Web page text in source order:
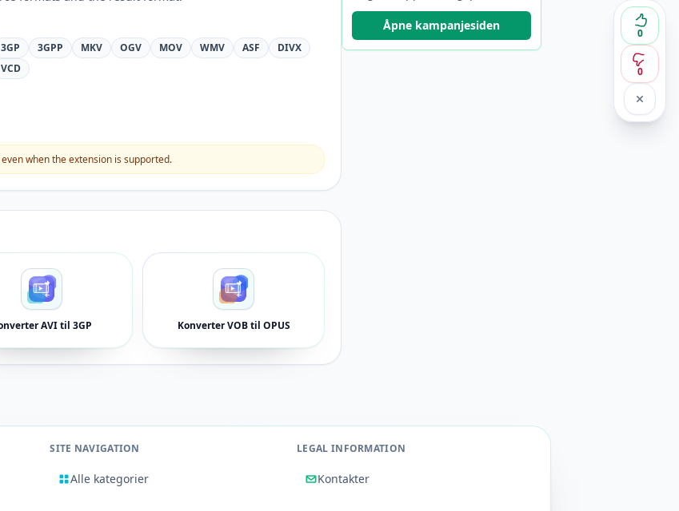
0
0
3GP 3GPP MKV OGV MOV WMV ASF
DIVX
VCD
when the extension is supported.
AVI til 3GP Konverter VOB til OPUS
bytt raskt mellom prosjekter og
kontoer.Åpne kampanjesiden
SITE NAVIGATION
Alle kategorier
LEGAL INFORMATION
Kontakter